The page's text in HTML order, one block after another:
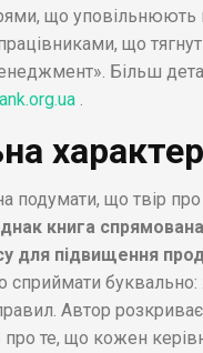
що уповільнюють
що
Більш
що твір про
книга
для підвищення
сприймати
Автор
про те, що кожен